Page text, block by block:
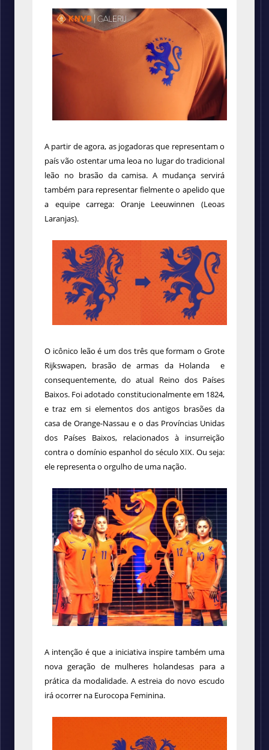
A partir de agora, as jogadoras que representam o
país vão ostentar uma leoa no lugar do tradicional
leão no brasão da camisa. A mudança servirá
também para representar fielmente o apelido que
a equipe carrega: Oranje Leeuwinnen (Leoas
Laranjas).
O icônico leão é um dos três que formam o Grote
Rijkswapen, brasão de armas da Holanda e
consequentemente, do atual Reino dos Países
Baixos. Foi adotado constitucionalmente em 1824,
e traz em si elementos dos antigos brasões da
casa de Orange-Nassau e o das Províncias Unidas
dos Países Baixos, relacionados à insurreição
contra o domínio espanhol do século XIX. Ou seja:
ele representa o orgulho de uma nação.
A intenção é que a iniciativa inspire também uma
nova geração de mulheres holandesas para a
prática da modalidade. A estreia do novo escudo
irá ocorrer na Eurocopa Feminina.